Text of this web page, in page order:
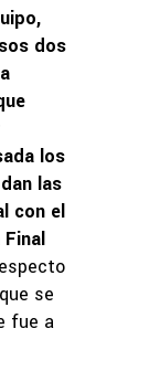
dos
los
las
con el
se
fue a